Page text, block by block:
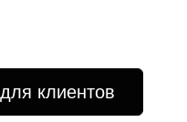
клиентов